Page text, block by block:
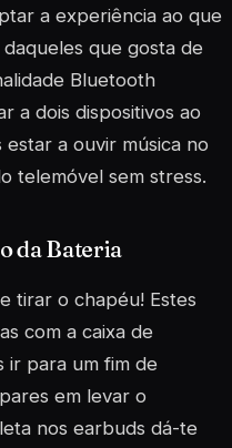
a experiência ao que
que gosta de
Bluetooth
a dois dispositivos ao
a ouvir música no
telemóvel sem stress.
da Bateria
tirar o chapéu! Estes
com a caixa de
ir para um fim de
em levar o
nos earbuds dá-te